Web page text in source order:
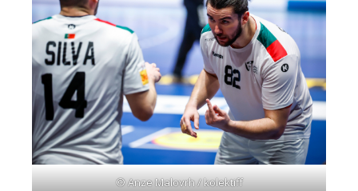
© Anze Malovrh / kolektiff